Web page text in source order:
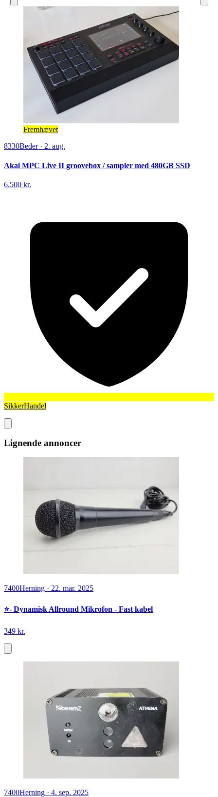
Fremhævet
8330Beder· 2. aug.
Akai MPC Live II groovebox / sampler med 480GB SSD
6.500 kr.
SikkerHandel
Lignende annoncer
7400Herning · 22. mar. 2025
⭐️- Dynamisk Allround Mikrofon - Fast kabel
349 kr.
7400Herning · 4. sep. 2025